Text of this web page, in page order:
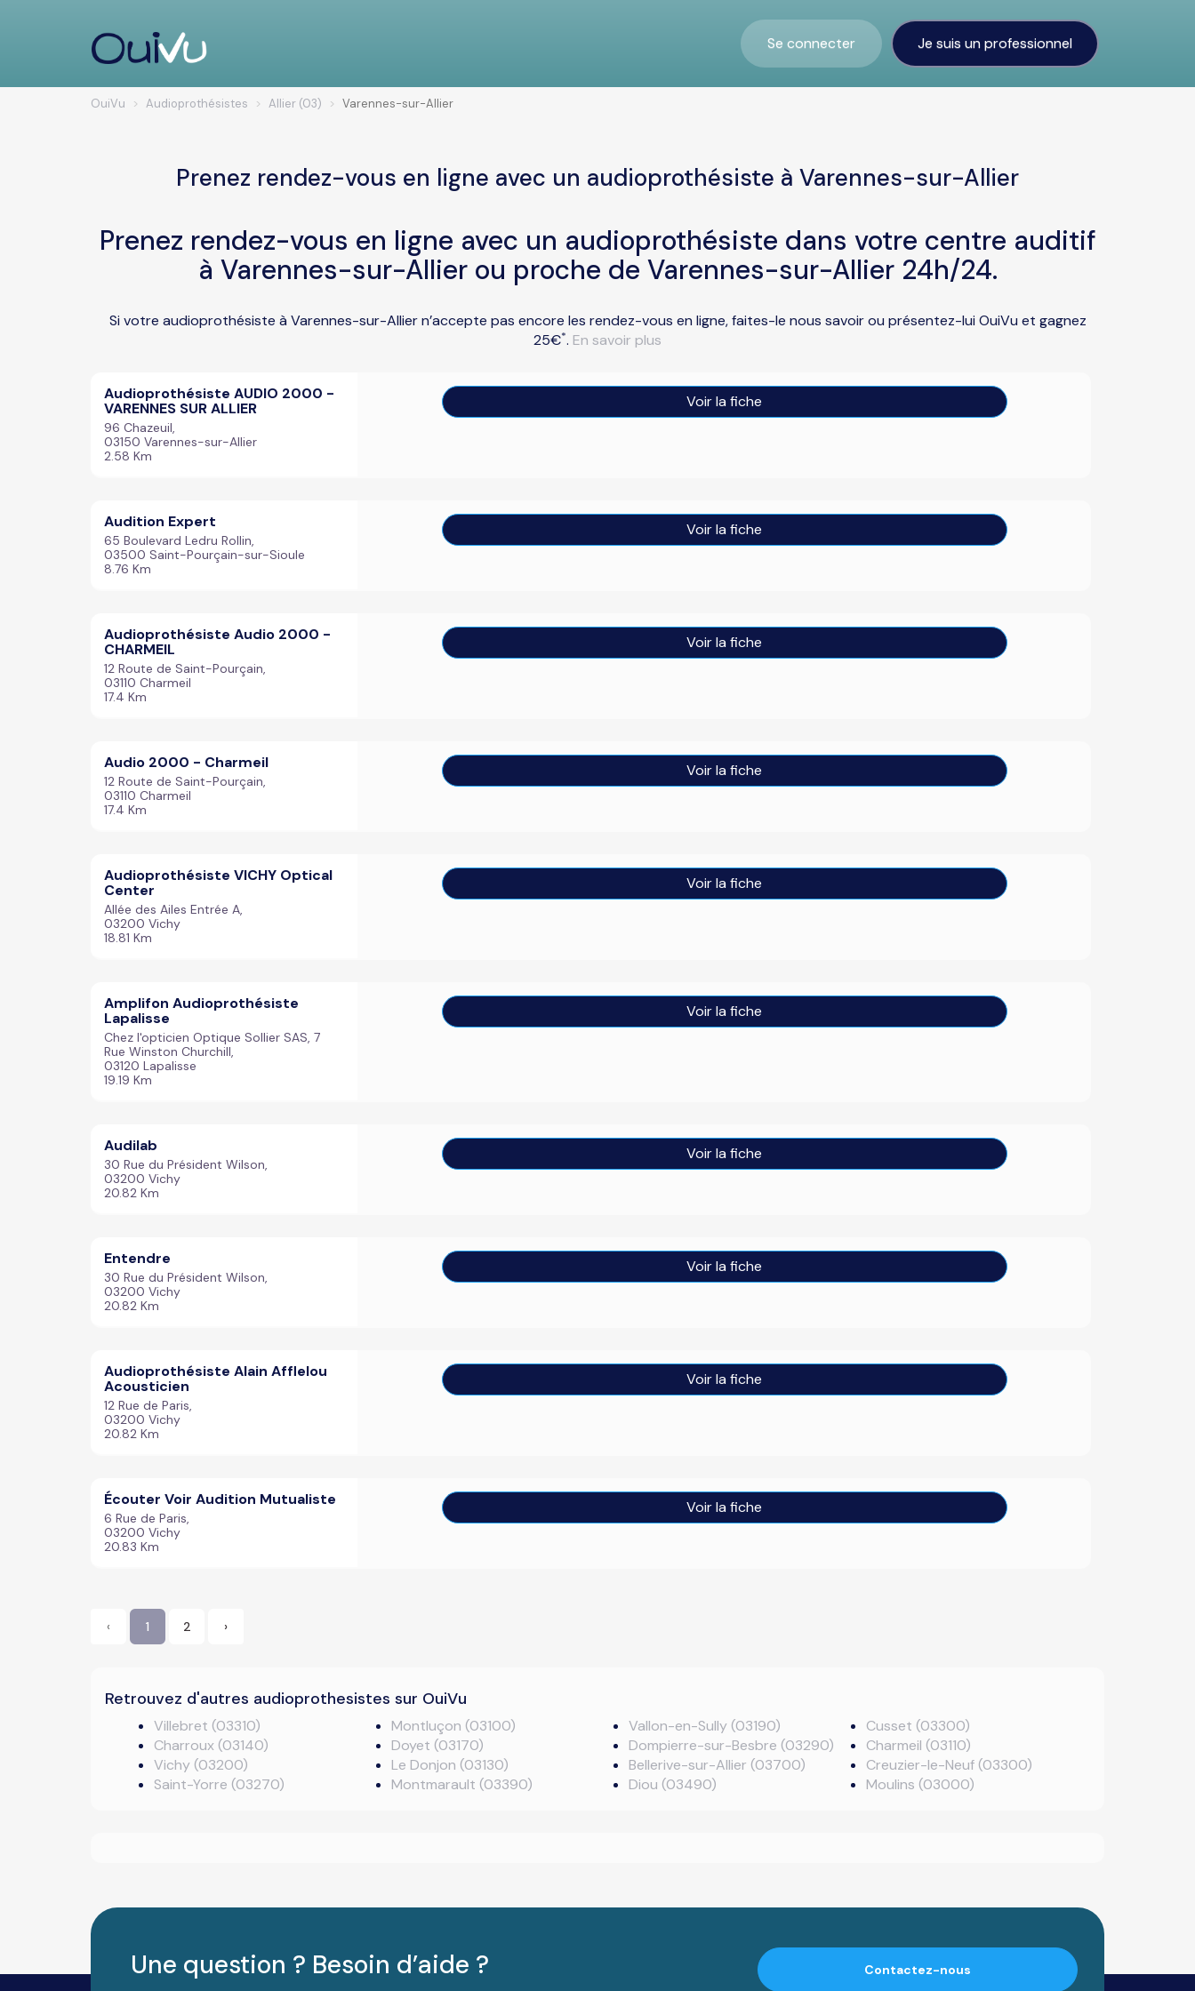
Se connecter Je suis un professionnel
OuiVu Audioprothésistes Allier (03) Varennes-sur-Allier
Prenez rendez-vous en ligne avec un audioprothésiste à Varennes-sur-Allier
Prenez rendez-vous en ligne avec un audioprothésiste dans votre centre auditif
à Varennes-sur-Allier ou proche de Varennes-sur-Allier 24h/24.
Si votre audioprothésiste à Varennes-sur-Allier n’accepte pas encore les rendez-vous en ligne, faites-le nous savoir ou présentez-lui OuiVu et gagnez
25€*. En savoir plus
Audioprothésiste AUDIO 2000 -
VARENNES SUR ALLIER
96 Chazeuil,
03150 Varennes-sur-Allier
2.58 Km
Voir la fiche
Audition Expert
65 Boulevard Ledru Rollin,
03500 Saint-Pourçain-sur-Sioule
8.76 Km
Voir la fiche
Audioprothésiste Audio 2000 -
CHARMEIL
12 Route de Saint-Pourçain,
03110 Charmeil
17.4 Km
Voir la fiche
Audio 2000 - Charmeil
12 Route de Saint-Pourçain,
03110 Charmeil
17.4 Km
Voir la fiche
Audioprothésiste VICHY Optical
Center
Allée des Ailes Entrée A,
03200 Vichy
18.81 Km
Voir la fiche
Amplifon Audioprothésiste
Lapalisse
Chez l'opticien Optique Sollier SAS, 7
Rue Winston Churchill,
03120 Lapalisse
19.19 Km
Voir la fiche
Audilab
30 Rue du Président Wilson,
03200 Vichy
20.82 Km
Voir la fiche
Entendre
30 Rue du Président Wilson,
03200 Vichy
20.82 Km
Voir la fiche
Audioprothésiste Alain Afflelou
Acousticien
12 Rue de Paris,
03200 Vichy
20.82 Km
Voir la fiche
Écouter Voir Audition Mutualiste
6 Rue de Paris,
03200 Vichy
20.83 Km
Voir la fiche
‹ 1 2 ›
Retrouvez d'autres audioprothesistes sur OuiVu
Villebret (03310)
Charroux (03140)
Vichy (03200)
Saint-Yorre (03270)
Montluçon (03100)
Doyet (03170)
Le Donjon (03130)
Montmarault (03390)
Vallon-en-Sully (03190)
Dompierre-sur-Besbre (03290)
Bellerive-sur-Allier (03700)
Diou (03490)
Cusset (03300)
Charmeil (03110)
Creuzier-le-Neuf (03300)
Moulins (03000)
Une question ? Besoin d’aide ? Contactez-nous